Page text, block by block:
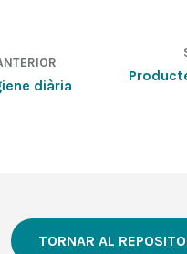
diària
TORNAR AL